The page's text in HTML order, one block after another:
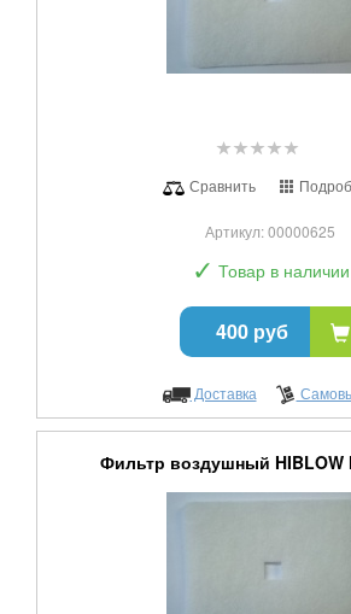
Сравнить
Артикул: 00000625
✓ Товар в наличии
400 руб
Доставка
Фильтр воздушный HIBLOW